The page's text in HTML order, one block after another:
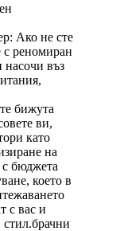
Ако не сте
с реномиран
въз
бижута
ви,
като
на
с бюджета
което в
с вас и
стил.брачни